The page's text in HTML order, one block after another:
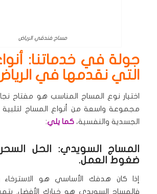
مساج فندقي الرياض
جولة في خدماتنا:
التي نقدمها في
اختيار نوع المساج المناسب هو مفتاح
مجموعة واسعة من أنواع المساج لتلبية
الجسدية والنفسية، كما يلي:
المساج السويدي: الحل
ضغوط العمل.
إذا كان هدفك الأساسي هو الاسترخاء
فالمساج السويدي هو خيارك الأفضل.